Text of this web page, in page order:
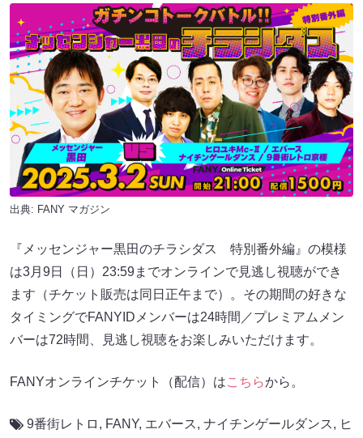
出典: FANY マガジン
『メッセンジャー黒田のチラシダス 特別番外編』の模様
は3月9日（日）23:59までオンラインで見逃し視聴ができ
ます（チケット販売は同日正午まで）。その期間の好きな
タイミングでFANYIDメンバーは24時間／プレミアムメン
バーは72時間、見逃し視聴をお楽しみいただけます。
FANYオンラインチケット（配信）はこちらから。
9番街レトロ , FANY, エバース, ナイチンゲールダンス, ヒ